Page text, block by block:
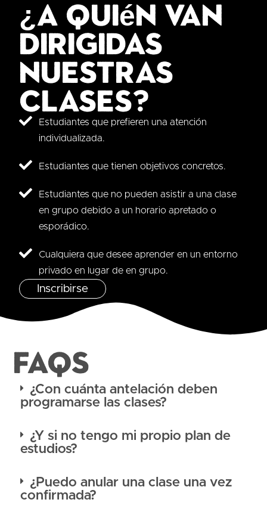
¿A quién van
dirigidas
nuestras
clases?
Estudiantes que prefieren una atención
individualizada.
Estudiantes que tienen objetivos concretos.
Estudiantes que no pueden asistir a una clase
en grupo debido a un horario apretado o
esporádico.
Cualquiera que desee aprender en un entorno
privado en lugar de en grupo.
Inscribirse
FAQS
¿Con cuánta antelación deben
programarse las clases?
¿Y si no tengo mi propio plan de
estudios?
¿Puedo anular una clase una vez
confirmada?